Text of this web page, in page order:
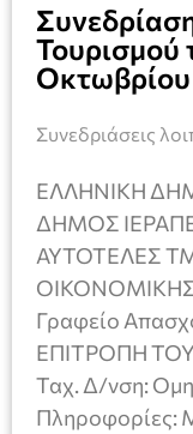
Τουρισμού
Συνεδριάσεις
ΕΛΛΗΝΙΚΗ
ΔΗΜΟΣ
ΑΥΤΟΤΕΛΕΣ
Γραφείο
ΕΠΙΤΡΟΠΗ
Ταχ. Δ/νση:
Πληροφορίες: